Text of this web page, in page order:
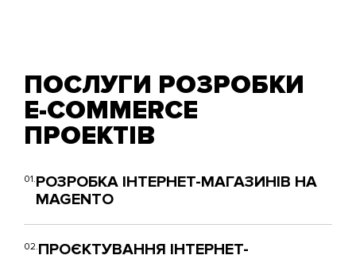
ПОСЛУГИ РОЗРОБКИ
E-COMMERCE
ПРОЕКТІВ
01.РОЗРОБКА ІНТЕРНЕТ-МАГАЗИНІВ НА
MAGENTO
02.ПРОЄКТУВАННЯ ІНТЕРНЕТ-